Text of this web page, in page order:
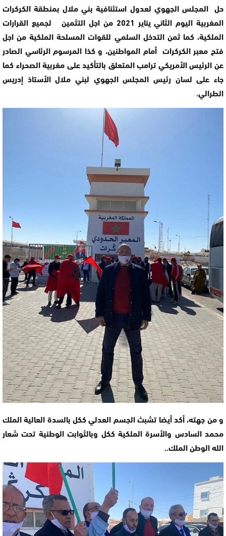
حل المجلس الجهوي لعدول استئنافية بني ملال بمنطقة الكركرات
المغربية اليوم الثاني يناير 2021 من اجل التثمين لجميع القرارات
الملكية، كما ثمن التدخل السلمي للقوات المسلحة الملكية من اجل
فتح معبر الكركرات أمام المواطنين، و كذا المرسوم الرئاسي الصادر
عن الرئيس الأمريكي ترامب المتعلق بالتأكيد على مغربية الصحراء كما
جاء على لسان رئيس المجلس الجهوي لبني ملال الأستاذ إدريس
الطرالي.
و من جهته، أكد أيضا تشبث الجسم العدلي ككل بالسدة العالية الملك
محمد السادس والأسرة الملكية ككل وبالثوابت الوطنية تحت شعار
الله الوطن الملك..